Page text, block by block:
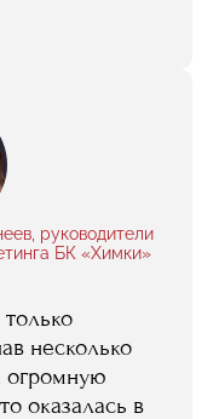
маркетинг,
— в общем,
для тех, кто
руководители
БК «Химки»
несколько
огромную
оказалась в